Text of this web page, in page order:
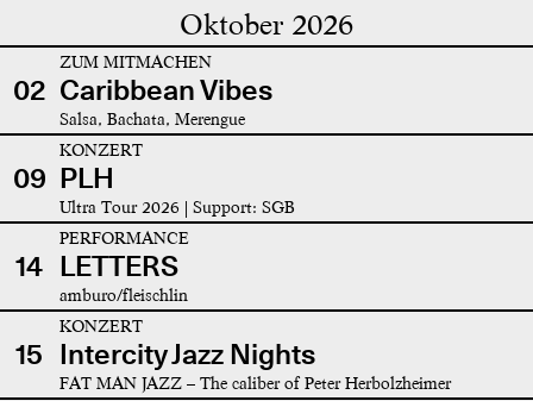
Oktober 2026
02
ZUM MITMACHEN
Caribbean Vibes
Salsa, Bachata, Merengue
09
KONZERT
PLH
Ultra Tour 2026 | Support: SGB
14
PERFORMANCE
LETTERS
amburo/fleischlin
15
KONZERT
Intercity Jazz Nights
FAT MAN JAZZ – The caliber of Peter Herbolzheimer